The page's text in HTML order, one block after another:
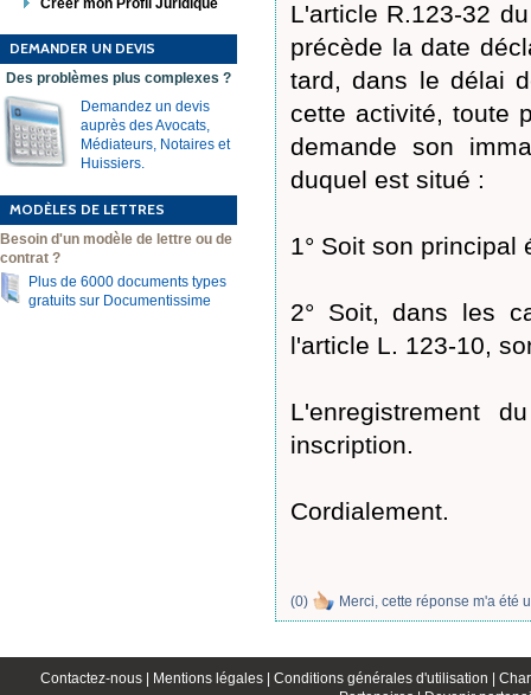
Créer mon Profil Juridique
DEMANDER UN DEVIS
Des problèmes plus complexes ?
Demandez un devis
auprès des Avocats,
Médiateurs, Notaires et
Huissiers.
MODÈLES DE LETTRES
Besoin d'un modèle de lettre ou de
contrat ?
Plus de 6000 documents types
gratuits sur Documentissime
L'article R.123-32
précède la date
tard, dans le délai
cette activité, toute
demande son
duquel est situé :
1° Soit son principal
2° Soit, dans les
l'article L. 123-10,
L'enregistrement
inscription.
Cordialement.
(0) Merci, cette réponse m'a été
Contactez-nous | Mentions légales | Conditions générales d'utilisation |